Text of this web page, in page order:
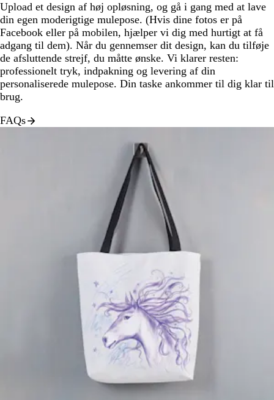
Upload et design af høj opløsning, og gå i gang med at lave
din egen moderigtige mulepose. (Hvis dine fotos er på
Facebook eller på mobilen, hjælper vi dig med hurtigt at få
adgang til dem). Når du gennemser dit design, kan du tilføje
de afsluttende strejf, du måtte ønske. Vi klarer resten:
professionelt tryk, indpakning og levering af din
personaliserede mulepose. Din taske ankommer til dig klar til
brug.
FAQs